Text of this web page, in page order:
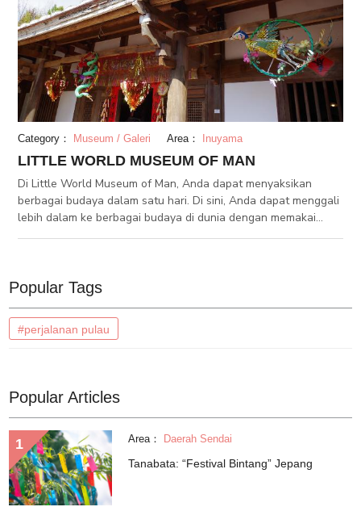
Category： Museum / Galeri Area： Inuyama
LITTLE WORLD MUSEUM OF MAN
Di Little World Museum of Man, Anda dapat menyaksikan
berbagai budaya dalam satu hari. Di sini, Anda dapat menggali
lebih dalam ke berbagai budaya di dunia dengan memakai
gaun etnik, mencoba masakan-masakan dari berbagai bagian
original dan menyenangkan.
Popular Tags
#perjalanan pulau
Popular Articles
Area： Daerah Sendai
Tanabata: “Festival Bintang” Jepang